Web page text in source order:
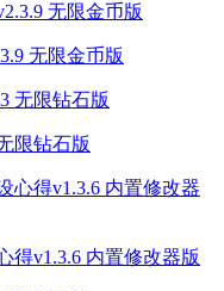
无限金币版
限钻石版
得v1.3.6 内置修改器版